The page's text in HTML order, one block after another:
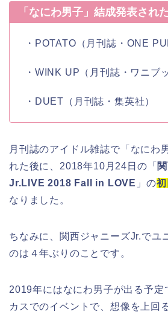
「なにわ男子」結成発表され
・ POTATO （月刊誌・ONE
・ WINK UP （月刊誌・ワニブ
・ DUET （月刊誌・集英社）
月刊誌のアイドル雑誌で「 なにわ
れた後に、 2018年10月24日 の「
Jr.LIVE 2018 Fall in LOVE 」の
なりました。
ちなみに、関西ジャニーズJr.でユ
のは４年ぶりのことです。
2019年にはなにわ男子が出る予定
カスでのイベントで、想像を上回